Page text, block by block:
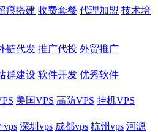
痕搭建 收费套餐 代理加盟 技术培
链代发 推广代投 外贸推广
群建设 软件开发 优秀软件
美国VPS 高防VPS 挂机VPS
vps 深圳vps 成都vps 杭州vps 河源